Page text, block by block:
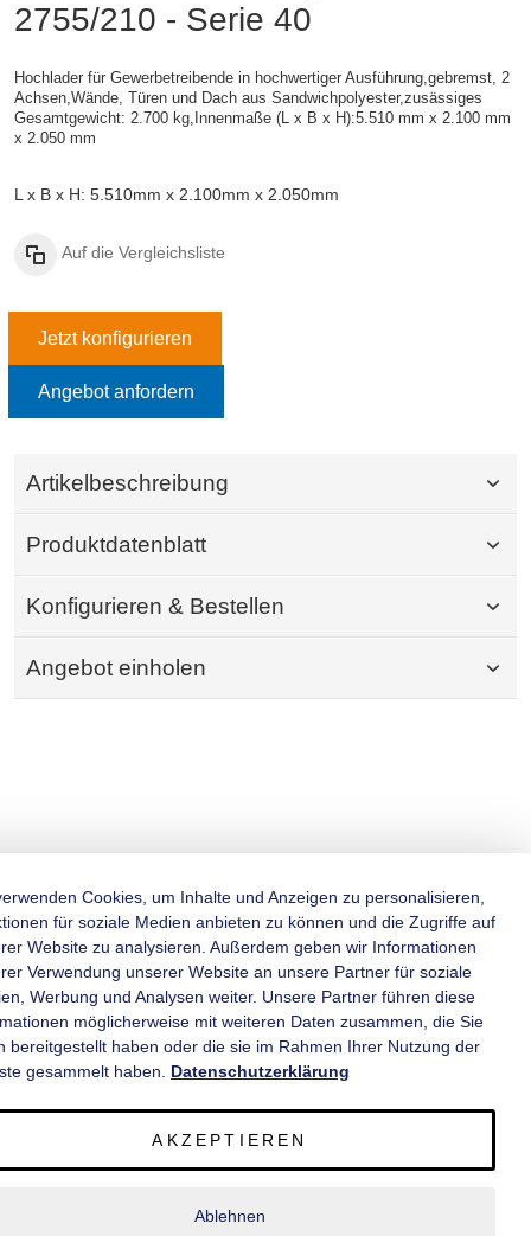
2755/210 - Serie 40
Hochlader für Gewerbetreibende in hochwertiger Ausführung,gebremst, 2
Achsen,Wände, Türen und Dach aus Sandwichpolyester,zusässiges
Gesamtgewicht: 2.700 kg, Innenmaße (L x B x H):5.510 mm x 2.100 mm
x 2.050 mm
L x B x H: 5.510mm x 2.100mm x 2.050mm
Auf die Vergleichsliste
Jetzt konfigurieren
Angebot anfordern
Artikelbeschreibung
Produktdatenblatt
Konfigurieren & Bestellen
Angebot einholen
KATEGORIEN
INFORMATIONEN
Cookies, um Inhalte und Anzeigen zu personalisieren,
für soziale Medien anbieten zu können und die Zugriffe auf
Website zu analysieren. Außerdem geben wir Informationen
Verwendung unserer Website an unsere Partner für soziale
Werbung und Analysen weiter. Unsere Partner führen diese
möglicherweise mit weiteren Daten zusammen, die Sie
bereitgestellt haben oder die sie im Rahmen Ihrer Nutzung der
gesammelt haben. Datenschutzerklärung
AKZEPTIEREN
Ablehnen